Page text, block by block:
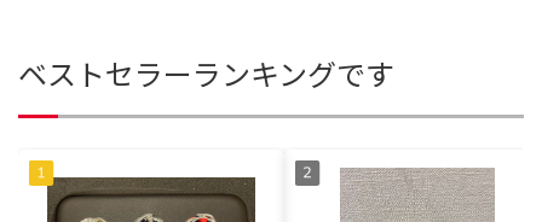
ベストセラーランキングです